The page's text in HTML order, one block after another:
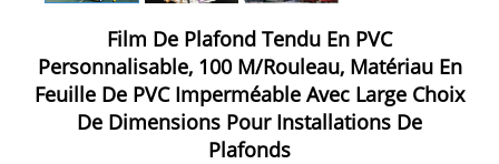
Film De Plafond Tendu En PVC
Personnalisable, 100 M/rouleau, Matériau En
Feuille De PVC Imperméable Avec Large Choix
De Dimensions Pour Installations De
Plafonds